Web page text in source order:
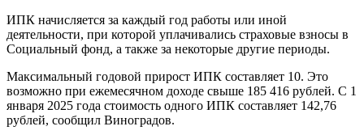
ИПК начисляется за каждый год работы или иной
деятельности, при которой уплачивались страховые взносы в
Социальный фонд, а также за некоторые другие периоды.
Максимальный годовой прирост ИПК составляет 10. Это
возможно при ежемесячном доходе свыше 185 416 рублей. С 1
января 2025 года стоимость одного ИПК составляет 142,76
рублей, сообщил Виноградов.